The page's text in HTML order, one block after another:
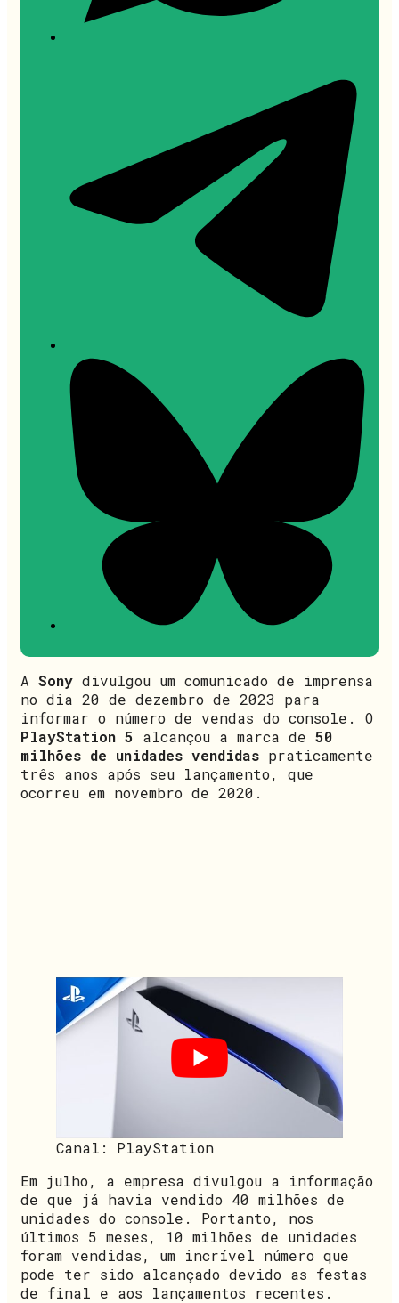
A Sony divulgou um comunicado de imprensa
no dia 20 de dezembro de 2023 para
informar o número de vendas do console. O
PlayStation 5 alcançou a marca de 50
milhões de unidades vendidas praticamente
três anos após seu lançamento, que
ocorreu em novembro de 2020.
Canal: PlayStation
Em julho, a empresa divulgou a informação
de que já havia vendido 40 milhões de
unidades do console. Portanto, nos
últimos 5 meses, 10 milhões de unidades
foram vendidas, um incrível número que
pode ter sido alcançado devido as festas
de final e aos lançamentos recentes.